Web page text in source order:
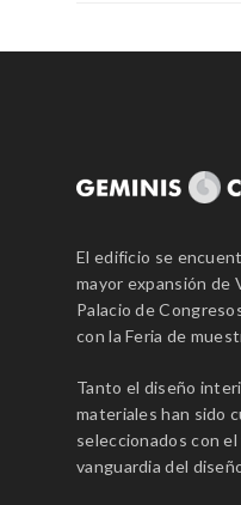
El edificio se
mayor expansión de
Palacio de
con la Feria de
Tanto el diseño
materiales han sido
seleccionados con
vanguardia del